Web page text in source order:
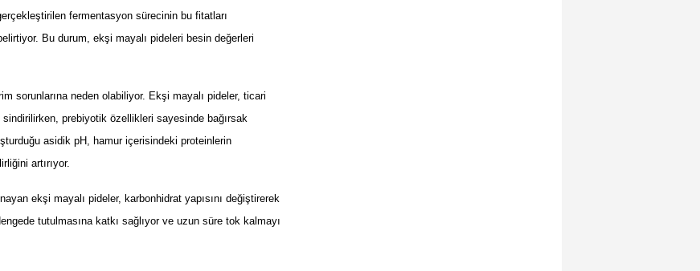
fermentasyon sürecinin bu fitatları
Bu durum, ekşi mayalı pideleri besin değerleri
sorunlarına neden olabiliyor. Ekşi mayalı pideler, ticari
prebiyotik özellikleri sayesinde bağırsak
asidik pH, hamur içerisindeki proteinlerin
artırıyor.
ekşi mayalı pideler, karbonhidrat yapısını değiştirerek
tutulmasına katkı sağlıyor ve uzun süre tok kalmayı